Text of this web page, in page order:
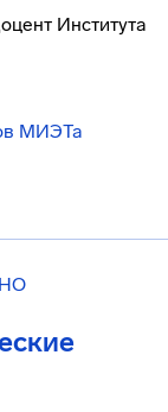
Института
МИЭТа